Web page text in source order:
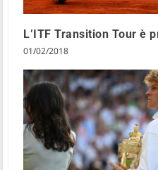
L’ITF Transition Tour è
01/02/2018